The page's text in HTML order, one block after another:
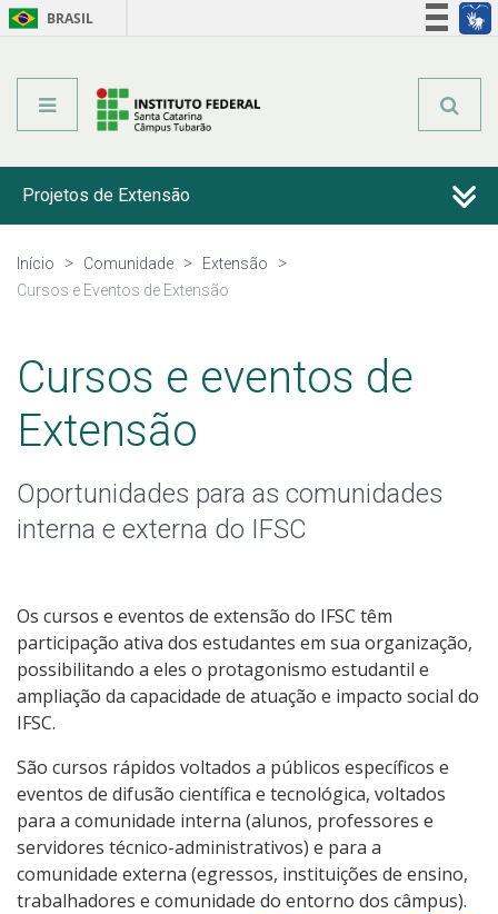
BRASIL
Projetos de Extensão
Iniciativas Sociais
Cursos e Eventos de Extensão
Início Comunidade
Extensão
Cursos e Eventos de Extensão
Cursos e eventos de
Extensão
Oportunidades para as comunidades
interna e externa do IFSC
Os cursos e eventos de extensão do IFSC têm
participação ativa dos estudantes em sua organização,
possibilitando a eles o protagonismo estudantil e
ampliação da capacidade de atuação e impacto social do
IFSC.
São cursos rápidos voltados a públicos específicos e
eventos de difusão científica e tecnológica, voltados
para a comunidade interna (alunos, professores e
servidores técnico-administrativos) e para a
comunidade externa (egressos, instituições de ensino,
trabalhadores e comunidade do entorno dos câmpus).